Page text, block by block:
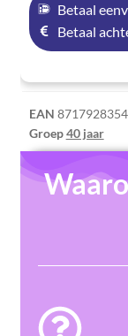
Betaal
Betaal
EAN
Groep40 jaar